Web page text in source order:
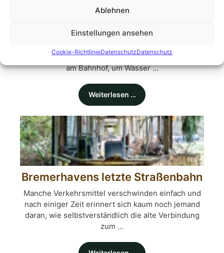
Ablehnen
Einstellungen ansehen
Cookie-RichtlinieDatenschutzDatenschutz
Dampflok 011104
einiges los: Die historische Dampflok 01 1104 hielt
am Bahnhof, um Wasser ...
Weiterlesen …
Bremerhavens letzte Straßenbahn
Manche Verkehrsmittel verschwinden einfach und
nach einiger Zeit erinnert sich kaum noch jemand
daran, wie selbstverständlich die alte Verbindung
zum ...